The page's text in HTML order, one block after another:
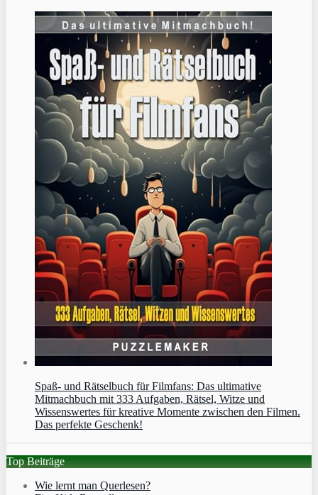
Spaß- und Rätselbuch für Filmfans: Das ultimative
Mitmachbuch mit 333 Aufgaben, Rätsel, Witze und
Wissenswertes für kreative Momente zwischen den Filmen.
Das perfekte Geschenk!
Top Beiträge
Wie lernt man Querlesen?